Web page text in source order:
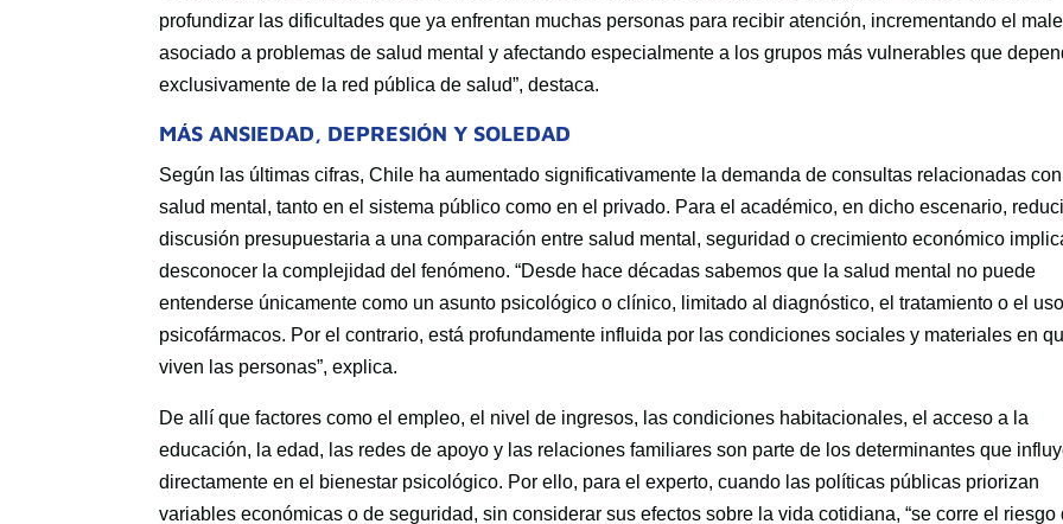
profundizar las dificultades que ya enfrentan muchas personas para recibir atención, incrementando el
asociado a problemas de salud mental y afectando especialmente a los grupos más vulnerables que
exclusivamente de la red pública de salud”, destaca.
MÁS ANSIEDAD, DEPRESIÓN Y SOLEDAD
Según las últimas cifras, Chile ha aumentado significativamente la demanda de consultas relacionadas con
salud mental, tanto en el sistema público como en el privado. Para el académico, en dicho escenario,
discusión presupuestaria a una comparación entre salud mental, seguridad o crecimiento económico
desconocer la complejidad del fenómeno. “Desde hace décadas sabemos que la salud mental no puede
entenderse únicamente como un asunto psicológico o clínico, limitado al diagnóstico, el tratamiento o el
psicofármacos. Por el contrario, está profundamente influida por las condiciones sociales y materiales en
viven las personas”, explica.
De allí que factores como el empleo, el nivel de ingresos, las condiciones habitacionales, el acceso a la
educación, la edad, las redes de apoyo y las relaciones familiares son parte de los determinantes que
directamente en el bienestar psicológico. Por ello, para el experto, cuando las políticas públicas priorizan
variables económicas o de seguridad, sin considerar sus efectos sobre la vida cotidiana, “se corre el riesgo